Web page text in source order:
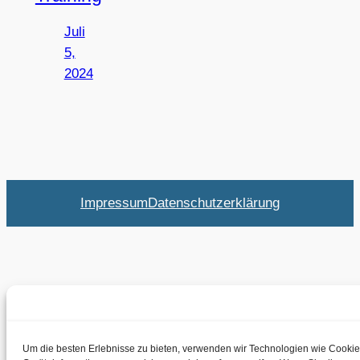
Um die besten Erlebnisse zu bieten, verwenden wir Technologien wie
Juli
5,
2024
Impressum Datenschutzerklärung